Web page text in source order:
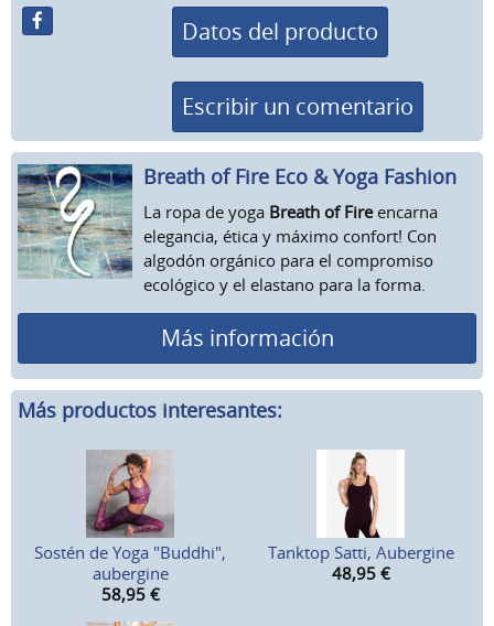
Datos del producto
Escribir un comentario
Breath of Fire Eco & Yoga Fashion
La ropa de yoga Breath of Fireencarna
elegancia, ética y máximo confort! Con
algodón orgánico para el compromiso
ecológico y el elastano para la forma.
Más información
Más productos interesantes:
Sostén de Yoga "Buddhi",
aubergine
58,95 €
Tanktop Satti, Aubergine
48,95 €